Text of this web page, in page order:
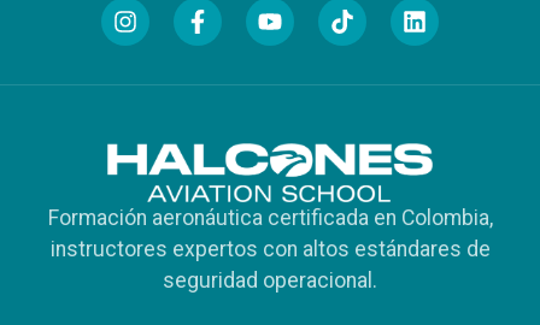
Formación aeronáutica certificada en Colombia,
instructores expertos con altos estándares de
seguridad operacional.